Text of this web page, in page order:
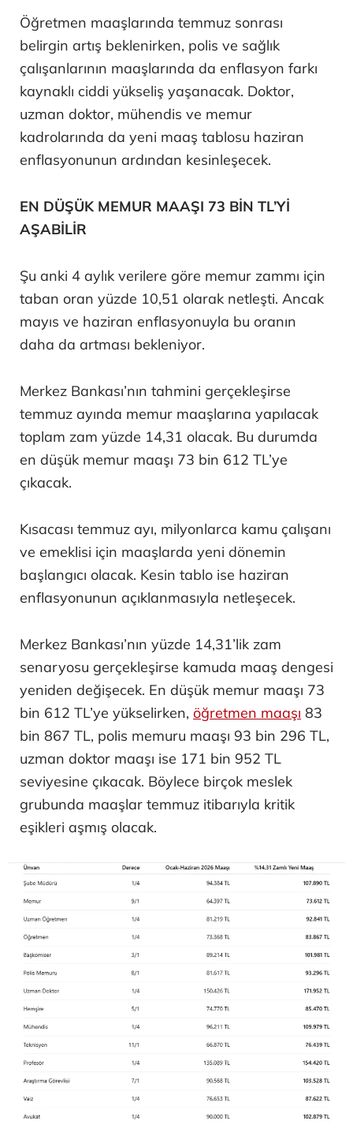
Öğretmen maaşlarında temmuz sonrası
belirgin artış beklenirken, polis ve sağlık
çalışanlarının maaşlarında da enflasyon farkı
kaynaklı ciddi yükseliş yaşanacak. Doktor,
uzman doktor, mühendis ve memur
kadrolarında da yeni maaş tablosu haziran
enflasyonunun ardından kesinleşecek.
EN DÜŞÜK MEMUR MAAŞI 73 BİN TL’Yİ
AŞABİLİR
Şu anki 4 aylık verilere göre memur zammı için
taban oran yüzde 10,51 olarak netleşti. Ancak
mayıs ve haziran enflasyonuyla bu oranın
daha da artması bekleniyor.
Merkez Bankası’nın tahmini gerçekleşirse
temmuz ayında memur maaşlarına yapılacak
toplam zam yüzde 14,31 olacak. Bu durumda
en düşük memur maaşı 73 bin 612 TL’ye
çıkacak.
Kısacası temmuz ayı, milyonlarca kamu çalışanı
ve emeklisi için maaşlarda yeni dönemin
başlangıcı olacak. Kesin tablo ise haziran
enflasyonunun açıklanmasıyla netleşecek.
Merkez Bankası’nın yüzde 14,31’lik zam
senaryosu gerçekleşirse kamuda maaş dengesi
yeniden değişecek. En düşük memur maaşı 73
bin 612 TL’ye yükselirken, öğretmen maaşı 83
bin 867 TL, polis memuru maaşı 93 bin 296 TL,
uzman doktor maaşı ise 171 bin 952 TL
seviyesine çıkacak. Böylece birçok meslek
grubunda maaşlar temmuz itibarıyla kritik
eşikleri aşmış olacak.